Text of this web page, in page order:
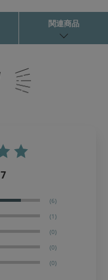
関連商品
7
(6)
(1)
(0)
(0)
(0)